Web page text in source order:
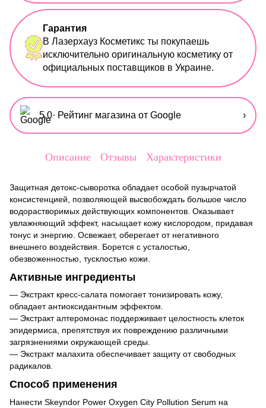
Гарантия
В Лазерхауз Косметикс ты покупаешь
исключительно оригинальную косметику от
официальных поставщиков в Украине.
5,0· Рейтинг магазина от Google ›
Описание Отзывы Характеристики
Защитная детокс-сыворотка обладает особой пузырчатой
консистенцией, позволяющей высвобождать большое число
водорастворимых действующих компонентов. Оказывает
увлажняющий эффект, насыщает кожу кислородом, придавая
тонус и энергию. Освежает, оберегает от негативного
внешнего воздействия. Борется с усталостью,
обезвоженностью, тусклостью кожи.
Активные ингредиенты
— Экстракт кресс-салата помогает тонизировать кожу,
обладает антиоксидантным эффектом.
— Экстракт алтеромонас поддерживает целостность клеток
эпидермиса, препятствуя их повреждению различными
загрязнениями окружающей среды.
— Экстракт малахита обеспечивает защиту от свободных
радикалов.
Способ применения
Нанести Skeyndor Power Oxygen City Pollution Serum на